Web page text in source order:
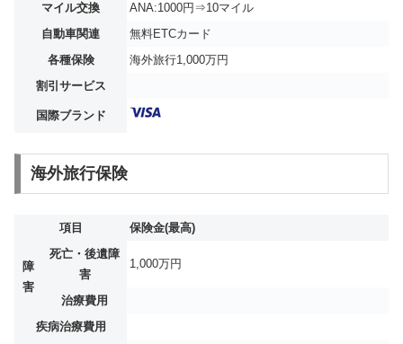
マイル交換
ANA:1000円⇒10マイル
自動車関連
無料ETCカード
各種保険
海外旅行1,000万円
割引サービス
国際ブランド
海外旅行保険
項目 保険金(最高)
障
害
死亡・後遺障
害
1,000万円
治療費用
疾病治療費用